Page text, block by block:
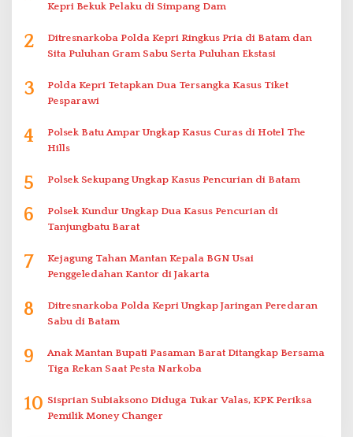
Kepri Bekuk Pelaku di Simpang Dam
2
Ditresnarkoba Polda Kepri Ringkus Pria di Batam dan
Sita Puluhan Gram Sabu Serta Puluhan Ekstasi
3
Polda Kepri Tetapkan Dua Tersangka Kasus Tiket
Pesparawi
4
Polsek Batu Ampar Ungkap Kasus Curas di Hotel The
Hills
5 Polsek Sekupang Ungkap Kasus Pencurian di Batam
6
Polsek Kundur Ungkap Dua Kasus Pencurian di
Tanjungbatu Barat
7
Kejagung Tahan Mantan Kepala BGN Usai
Penggeledahan Kantor di Jakarta
8
Ditresnarkoba Polda Kepri Ungkap Jaringan Peredaran
Sabu di Batam
9
Anak Mantan Bupati Pasaman Barat Ditangkap Bersama
Tiga Rekan Saat Pesta Narkoba
10 Sisprian Subiaksono Diduga Tukar Valas, KPK Periksa
Pemilik Money Changer